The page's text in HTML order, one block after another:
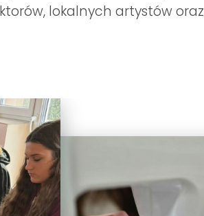
lokalnych artystów oraz